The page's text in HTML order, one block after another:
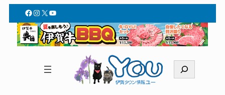
Facebook
Instagram
X YouTube
索